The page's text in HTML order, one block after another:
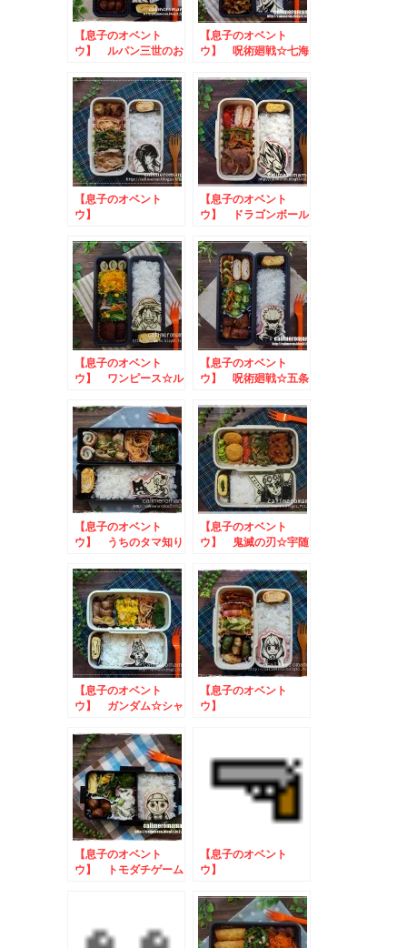
【息子のオベント
ウ】 ルパン三世のお
【息子のオベント
ウ】 呪術廻戦☆七海
【息子のオベント
ウ】
ル・フォージャーのお
弁当
【息子のオベント
ウ】 ドラゴンボール
【息子のオベント
ウ】 ワンピース☆ル
【息子のオベント
ウ】 呪術廻戦☆五条
【息子のオベント
ウ】 うちのタマ知り
【息子のオベント
ウ】 鬼滅の刃☆宇随
【息子のオベント
ウ】 ガンダム☆シャ
【息子のオベント
ウ】
【息子のオベント
ウ】 トモダチゲーム
【息子のオベント
ウ】
ド・フォージャーのお
弁当